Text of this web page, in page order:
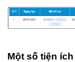
Một số tiện